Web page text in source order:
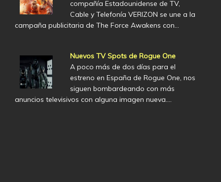
compañía Estadounidense de TV,
Cable y Telefonía VERIZON se une a la
campaña publicitaria de The Force Awakens con…
Nuevos TV Spots de Rogue One
A poco más de dos días para el
estreno en España de Rogue One, nos
siguen bombardeando con más
anuncios televisivos con alguna imagen nueva.…